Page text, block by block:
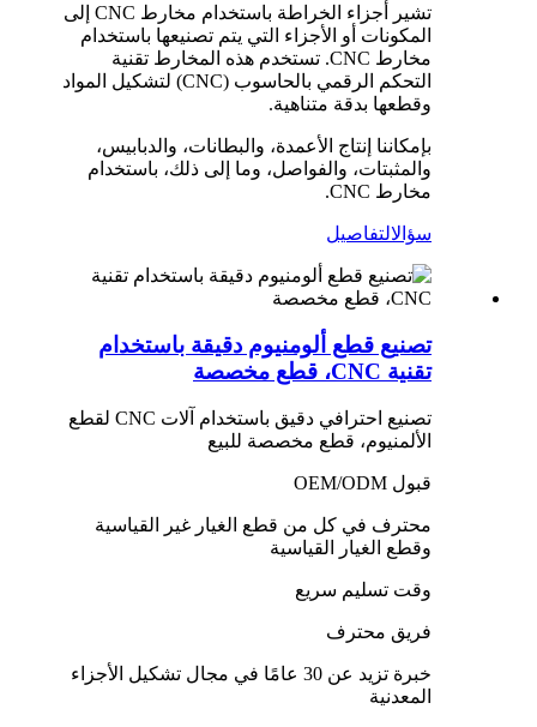
تشير أجزاء الخراطة باستخدام مخارط CNC إلى
المكونات أو الأجزاء التي يتم تصنيعها باستخدام
مخارط CNC. تستخدم هذه المخارط تقنية
التحكم الرقمي بالحاسوب (CNC) لتشكيل المواد
وقطعها بدقة متناهية.
بإمكاننا إنتاج الأعمدة، والبطانات، والدبابيس،
والمثبتات، والفواصل، وما إلى ذلك، باستخدام
مخارط CNC.
سؤالالتفاصيل
تصنيع قطع ألومنيوم دقيقة باستخدام
تقنية CNC، قطع مخصصة
تصنيع احترافي دقيق باستخدام آلات CNC لقطع
الألمنيوم، قطع مخصصة للبيع
قبول OEM/ODM
محترف في كل من قطع الغيار غير القياسية
وقطع الغيار القياسية
وقت تسليم سريع
فريق محترف
خبرة تزيد عن 30 عامًا في مجال تشكيل الأجزاء
المعدنية